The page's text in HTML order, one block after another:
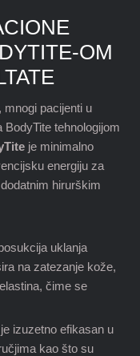
OM
pacijenti u
tehnologijom
je minimalno
energiju za
hirurškim
uklanja
na zatezanje kože,
čime se
izuzetno efikasan u
kao što su